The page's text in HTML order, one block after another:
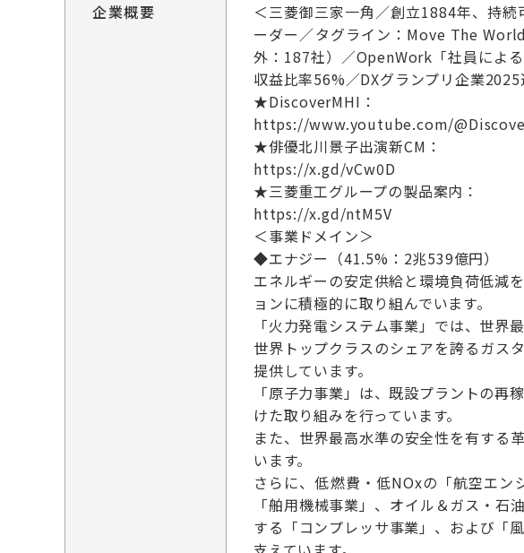
企業概要
＜三菱御三家一角／創立1884年、持
ーダー／タグライン：Move The
外：187社）／OpenWork「社員によ
収益比率56%／DXグランプリ企業
★DiscoverMHI：
https://www.youtube.com/
★俳優北川景子出演新CM：
https://x.gd/vCw0D
★三菱重工グループの製品案内：
https://x.gd/ntM5V
＜事業ドメイン＞
◆エナジー（41.5%：2兆539億円）
エネルギーの安定供給と環境負荷低減
ョンに積極的に取り組んでいます。
「火力発電システム事業」では、世
世界トップクラスのシェアを誇るガス
提供しています。
「原子力事業」は、既設プラントの
けた取り組みを行っています。
また、世界最高水準の安全性を有する
います。
さらに、低燃費・低NOxの「航空エ
「舶用機械事業」、オイル＆ガス・
する「コンプレッサ事業」、および「